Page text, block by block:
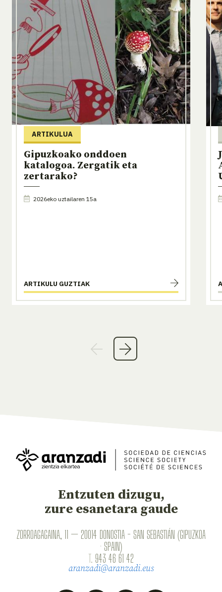
ARTIKULUA
Gipuzkoako onddoen
katalogoa. Zergatik eta
zertarako?
2026eko uztailaren 15a
ARTIKULU GUZTIAK
Entzuten dizugu,
zure esanetara gaude
ZORROAGAGAINA, 11 — 20014 DONOSTIA - SAN SEBASTIÁN (GIPUZKOA
· SPAIN)
T. 943 46 61 42
aranzadi@aranzadi.eus